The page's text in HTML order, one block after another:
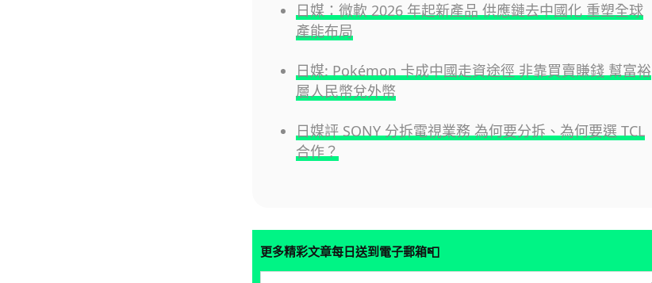
日媒：微軟 2026 年起新產品 供應鏈去中國化 重塑全球
產能布局
日媒: Pokémon 卡成中國走資途徑 非靠買賣賺錢 幫富裕
層人民幣兌外幣
日媒評 SONY 分拆電視業務 為何要分拆、為何要選 TCL
合作？
更多精彩文章每日送到電子郵箱📮